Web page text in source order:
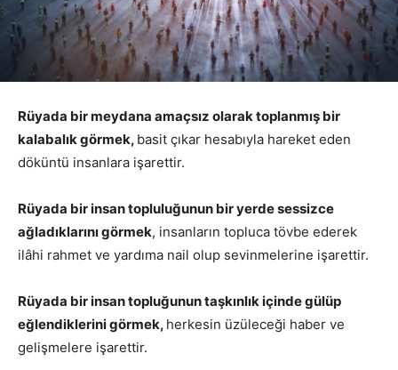
Rüyada bir meydana amaçsız olarak toplanmış bir
kalabalık görmek, basit çıkar hesabıyla hareket eden
döküntü insanlara işarettir.
Rüyada bir insan topluluğunun bir yerde sessizce
ağladıklarını görmek, insanların topluca tövbe ederek
ilâhi rahmet ve yardıma nail olup sevinmelerine işarettir.
Rüyada bir insan topluğunun taşkınlık içinde gülüp
eğlendiklerini görmek, herkesin üzüleceği haber ve
gelişmelere işarettir.